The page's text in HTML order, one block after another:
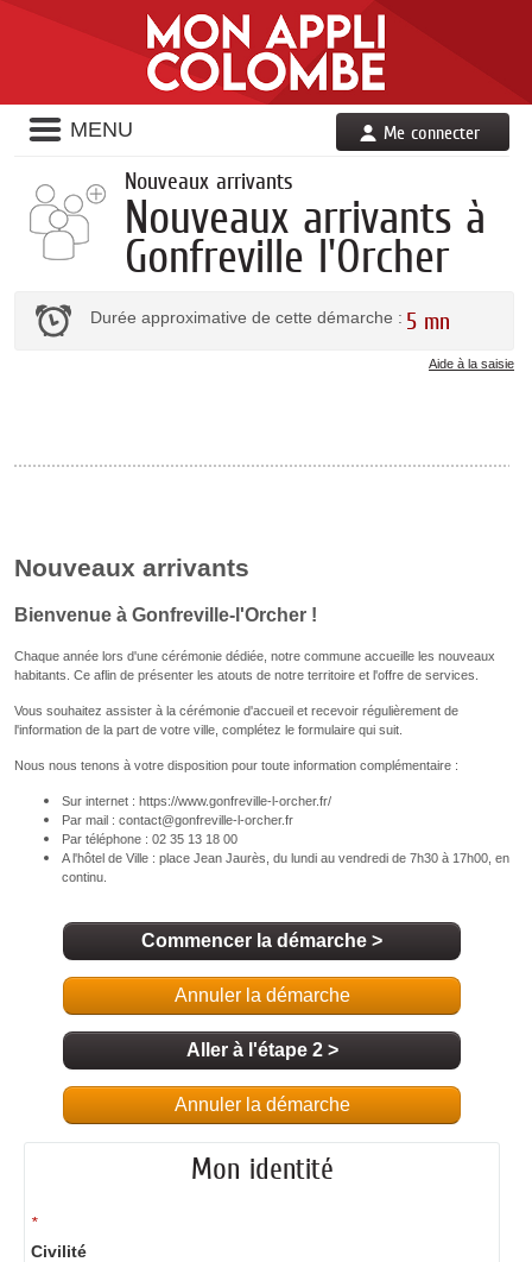
Liste
des
MENU Me connecter
Nouveaux arrivants
Nouveaux arrivants à
Gonfreville l'Orcher
Durée approximative de cette démarche : 5 mn
Aide à la saisie
Commencer la démarche >
Annuler la démarche
Aller à l'étape 2 >
Annuler la démarche
Mon identité
*
Civilité